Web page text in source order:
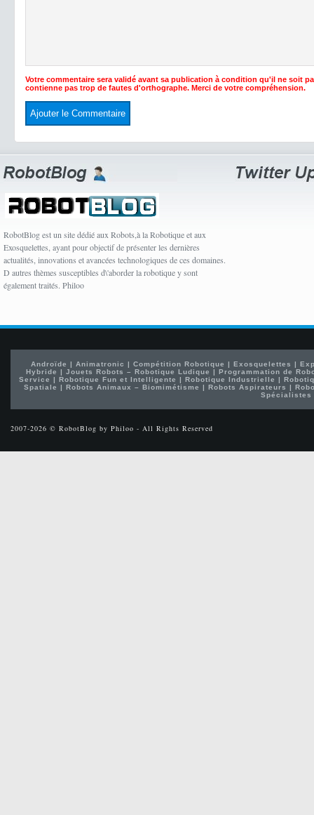
Votre commentaire sera validé avant sa publication à condition qu'il ne soit
contienne pas trop de fautes d'orthographe. Merci de votre compréhension.
RobotBlog est un site dédié aux Robots,à la Robotique et aux
Exosquelettes, ayant pour objectif de présenter les dernières
actualités, innovations et avancées technologiques de ces domaines.
D autres thèmes susceptibles d\'aborder la robotique y sont
également traités. Philoo
Androïde | Animatronic | Compétition Robotique | Exosquelettes |
Hybride |Jouets Robots – Robotique Ludique |Programmation de
Service | Robotique Fun et Intelligente | Robotique Industrielle |
Spatiale | Robots Animaux – Biomimétisme | Robots Aspirateurs |
Spécialistes
2007-2026 © RobotBlog by Philoo - All Rights Reserved